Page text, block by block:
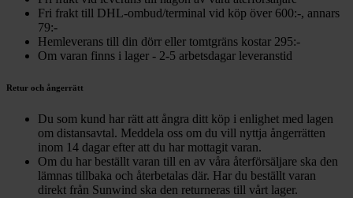
Fri frakt till DHL-ombud/terminal vid köp över 600:-, annars
79:-
Hemleverans till din dörr eller tomtgräns kostar 295:-
Om varan finns i lager - 2-5 arbetsdagar leveranstid
Retur och ångerrätt
Du som kund har rätt att ångra ditt köp i enlighet med lagen
om distansavtal. Meddela oss om du vill nyttja ångerrätten
inom 14 dagar efter att du har mottagit varan.
Om du har beställt varan till en av våra återförsäljare ska den
lämnas tillbaka och återbetalas där. Har du beställt varan
direkt från Sunwind ska den returneras till vårt lager.